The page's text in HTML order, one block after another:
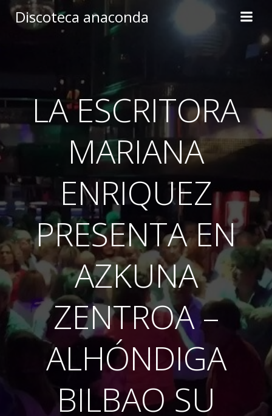
to
Discoteca anaconda
LA ESCRITORA
MARIANA
ENRIQUEZ
PRESENTA EN
AZKUNA
ZENTROA –
ALHÓNDIGA
BILBAO SU